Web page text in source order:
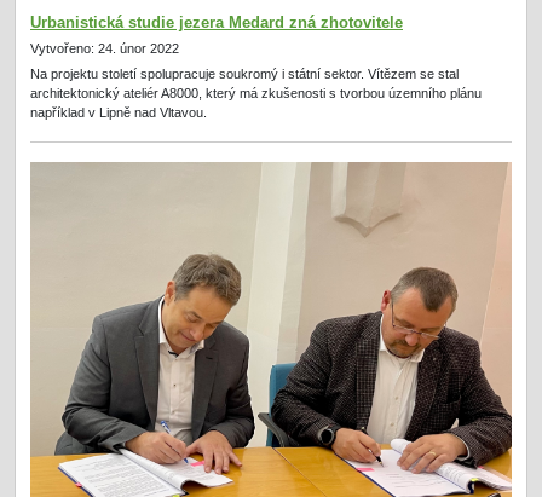
Urbanistická studie jezera Medard zná zhotovitele
Vytvořeno: 24. únor 2022
Na projektu století spolupracuje soukromý i státní sektor. Vítězem se stal
architektonický ateliér A8000, který má zkušenosti s tvorbou územního plánu
například v Lipně nad Vltavou.